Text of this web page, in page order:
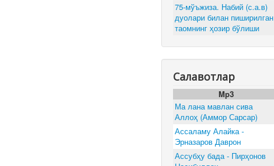
75-мўъжиза. Набий (с.а.в)
дуолари билан пиширилган
таомнинг ҳозир бўлиши
Салавотлар
Mp3
Ма лана мавлан сива
Аллоҳ (Аммор Сарсар)
Ассаламу Алайка -
Эрназаров Даврон
Ассубҳу бада - Пирҳонов